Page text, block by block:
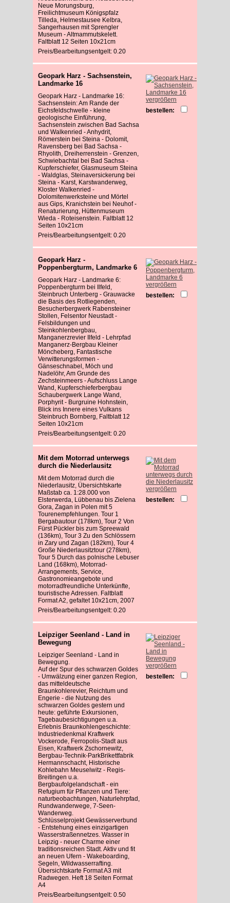
Neue Morungsburg,
Freilichtmuseum Königspfalz
Tilleda, Helmestausee Kelbra,
Sangerhausen mit Sprengler
Museum - Altmammutskelett.
Faltblatt 12 Seiten 10x21cm
Preis/Bearbeitungsentgelt: 0.20
Geopark Harz - Sachsenstein,
Landmarke 16
Geopark Harz - Landmarke 16:
Sachsenstein: Am Rande der
Eichsfeldschwelle - kleine
geologische Einführung,
Sachsenstein zwischen Bad Sachsa
und Walkenried - Anhydrit,
Römerstein bei Steina - Dolomit,
Ravensberg bei Bad Sachsa -
Rhyolith, Dreiherrenstein - Grenzen,
Schwiebachtal bei Bad Sachsa -
Kupferschiefer, Glasmuseum Steina
- Waldglas, Steinaversickerung bei
Steina - Karst, Karstwanderweg,
Kloster Walkenried -
Dolomitenwerksteine und Mörtel
aus Gips, Kranichstein bei Neuhof -
Renaturierung, Hüttenmuseum
Wieda - Roteisenstein. Faltblatt 12
Seiten 10x21cm
Preis/Bearbeitungsentgelt: 0.20
vergrößern
bestellen:
Geopark Harz -
Poppenbergturm, Landmarke 6
Geopark Harz - Landmarke 6:
Poppenbergturm bei Ilfeld,
Steinbruch Unterberg - Grauwacke
die Basis des Rotliegenden,
Besucherbergwerk Rabensteiner
Stollen, Felsentor Neustadt -
Felsbildungen und
Steinkohlenbergbau,
Manganerzrevier Ilfeld - Lehrpfad
Manganerz-Bergbau Kleiner
Möncheberg, Fantastische
Verwitterungsformen -
Gänseschnabel, Möch und
Nadelöhr, Am Grunde des
Zechsteinmeers - Aufschluss Lange
Wand, Kupferschieferbergbau
Schaubergwerk Lange Wand,
Porphyrit - Burgruine Hohnstein,
Blick ins Innere eines Vulkans
Steinbruch Bornberg, Faltblatt 12
Seiten 10x21cm
Preis/Bearbeitungsentgelt: 0.20
vergrößern
bestellen:
Mit dem Motorrad unterwegs
durch die Niederlausitz
Mit dem Motorrad durch die
Niederlausitz, Übersichtskarte
Maßstab ca. 1:28.000 von
Elsterwerda, Lübbenau bis Zielena
Gora, Zagan in Polen mit 5
Tourenempfehlungen. Tour 1
Bergabautour (178km), Tour 2 Von
Fürst Pückler bis zum Spreewald
(136km), Tour 3 Zu den Schlössern
in Zary und Zagan (182km), Tour 4
Große Niederlausitztour (278km),
Tour 5 Durch das polnische Lebuser
Land (168km), Motorrad-
Arrangements, Service,
Gastronomieangebote und
motorradfreundliche Unterkünfte,
touristische Adressen. Faltblatt
Format A2, gefaltet 10x21cm, 2007
Preis/Bearbeitungsentgelt: 0.20
vergrößern
bestellen:
Leipziger Seenland - Land in
Bewegung
Leipziger Seenland - Land in
Bewegung.
Auf der Spur des schwarzen Goldes
- Umwälzung einer ganzen Region,
das mitteldeutsche
Braunkohlerevier, Reichtum und
Engerie - die Nutzung des
schwarzen Goldes gestern und
heute: geführte Exkursionen,
Tagebaubesichtigungen u.a.
Erlebnis Braunkohlengeschichte:
Industriedenkmal Kraftwerk
Vockerode, Ferropolis-Stadt aus
Eisen, Kraftwerk Zschornewitz,
Bergbau-Technik-ParkBrikettfabrik
Hermannschacht, Historische
Kohlebahn Meuselwitz - Regis-
Breitingen u.a.
Bergbaufolgelandschaft - ein
Refugium für Pflanzen und Tiere:
naturbeobachtungen, Naturlehrpfad,
Rundwanderwege, 7-Seen-
Wanderweg.
Schlüsselprojekt Gewässerverbund
- Entstehung eines einzigartigen
Wasserstraßennetzes. Wasser in
Leipzig - neuer Charme einer
traditionsreichen Stadt. Aktiv und fit
an neuen Ufern - Wakeboarding,
Segeln, Wildwasserrafting.
Übersichtskarte Format A3 mit
Radwegen. Heft 18 Seiten Format
A4
Preis/Bearbeitungsentgelt: 0.50
vergrößern
bestellen: